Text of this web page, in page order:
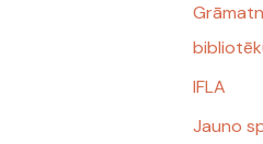
IFLA
Jauno